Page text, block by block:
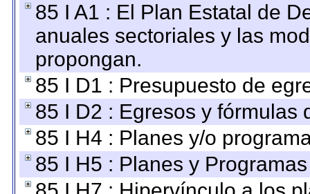
85 I A1 : El Plan Estatal de
anuales sectoriales y las
propongan.
85 I D1 : Presupuesto de
85 I D2 : Egresos y fórmulas
85 I H4 : Planes y/o
85 I H5 : Planes y